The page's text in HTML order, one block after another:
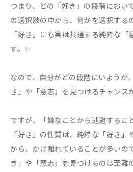
つまり、どの「好き」の段階におい
の選択肢の中から、何かを選択する
「好き」にも実は共通する純粋な
す。✨
なので、自分がどの段階にいようが
き」や「意志」を見つけるチャンス
ですが、「嫌なことから逃避するこ
「好き」の性質は、純粋な「好き
から、かけ離れていることが多いの
き」や「意志」を見つけるのは至難